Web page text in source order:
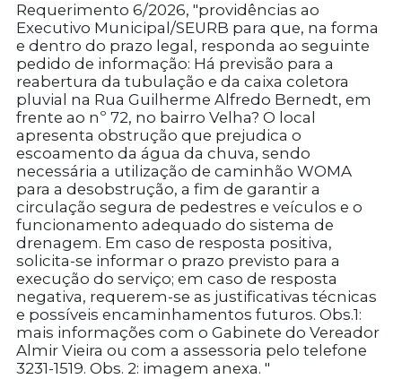
Requerimento 6/2026, "providências ao
Executivo Municipal/SEURB para que, na forma
e dentro do prazo legal, responda ao seguinte
pedido de informação: Há previsão para a
reabertura da tubulação e da caixa coletora
pluvial na Rua Guilherme Alfredo Bernedt, em
frente ao nº 72, no bairro Velha? O local
apresenta obstrução que prejudica o
escoamento da água da chuva, sendo
necessária a utilização de caminhão WOMA
para a desobstrução, a fim de garantir a
circulação segura de pedestres e veículos e o
funcionamento adequado do sistema de
drenagem. Em caso de resposta positiva,
solicita-se informar o prazo previsto para a
execução do serviço; em caso de resposta
negativa, requerem-se as justificativas técnicas
e possíveis encaminhamentos futuros. Obs.1:
mais informações com o Gabinete do Vereador
Almir Vieira ou com a assessoria pelo telefone
3231-1519. Obs. 2: imagem anexa. "